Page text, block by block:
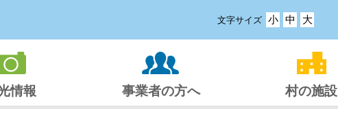
文字サイズ 小 中 大
情報 事業者の方へ 村の施設